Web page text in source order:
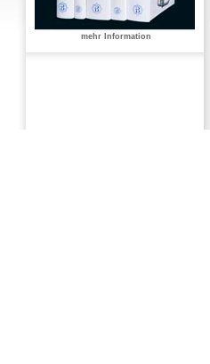
mehr Information